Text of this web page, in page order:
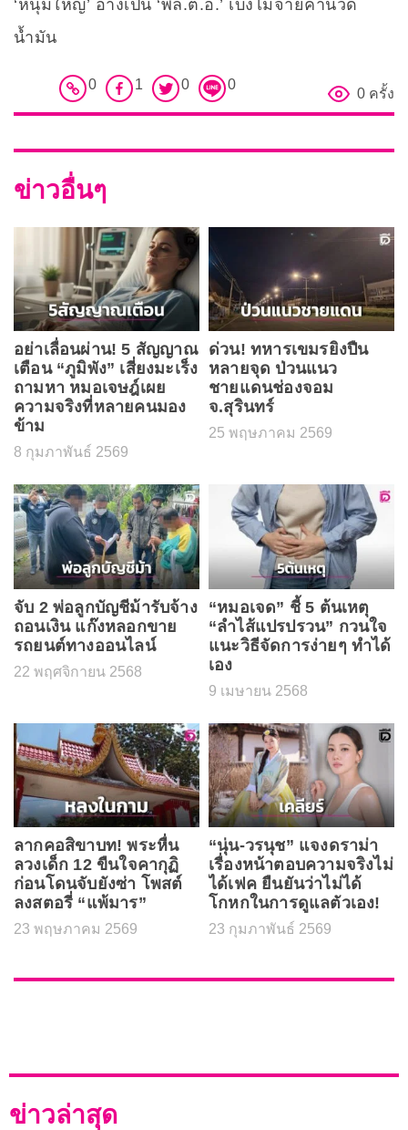
‘หนุ่มใหญ่’ อ้างเป็น ‘พล.ต.อ.’ เบ่งไม่จ่ายค่านวด
น้ำมัน
0 1 0 0
0 ครั้ง
ข่าวอื่นๆ
อย่าเลื่อนผ่าน! 5 สัญญาณ
เตือน “ภูมิพัง” เสี่ยงมะเร็ง
ถามหา หมอเจษฎ์เผย
ความจริงที่หลายคนมอง
ข้าม
8 กุมภาพันธ์ 2569
ด่วน! ทหารเขมรยิงปืน
หลายจุด ป่วนแนว
ชายแดนช่องจอม
จ.สุรินทร์
25 พฤษภาคม 2569
จับ 2 พ่อลูกบัญชีม้ารับจ้าง
ถอนเงิน แก๊งหลอกขาย
รถยนต์ทางออนไลน์
22 พฤศจิกายน 2568
“หมอเจด” ชี้ 5 ต้นเหตุ
“ลำไส้แปรปรวน” กวนใจ
แนะวิธีจัดการง่ายๆ ทำได้
เอง
9 เมษายน 2568
ลากคอสิขาบท! พระหื่น
ลวงเด็ก 12 ขืนใจคากุฏิ
ก่อนโดนจับยังซ่า โพสต์
ลงสตอรี่ “แพ้มาร”
23 พฤษภาคม 2569
“นุ่น-วรนุช” แจงดราม่า
เรื่องหน้าตอบความจริงไม่
ได้เฟค ยืนยันว่าไม่ได้
โกหกในการดูแลตัวเอง!
23 กุมภาพันธ์ 2569
ข่าวล่าสุด